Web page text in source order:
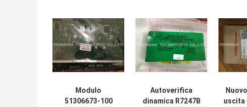
Modulo
51306673-100
Autoverifica
dinamica R7247B
uscita